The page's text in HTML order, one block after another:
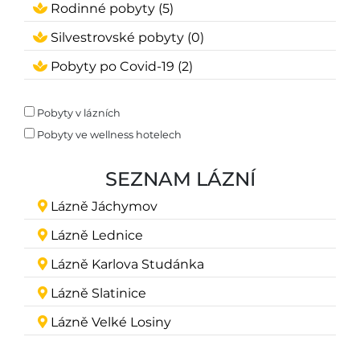
Rodinné pobyty (5)
Silvestrovské pobyty (0)
Pobyty po Covid-19 (2)
Pobyty v lázních
Pobyty ve wellness hotelech
SEZNAM LÁZNÍ
Lázně Jáchymov
Lázně Lednice
Lázně Karlova Studánka
Lázně Slatinice
Lázně Velké Losiny